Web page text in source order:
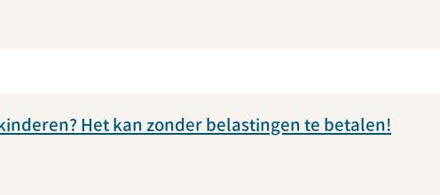
Het kan zonder belastingen te betalen!